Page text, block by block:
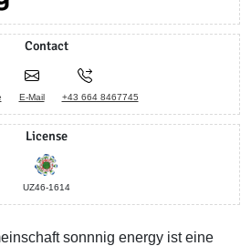
Contact
E-Mail +43 664 8467745
License
UZ46-1614
sonnnig energy ist eine